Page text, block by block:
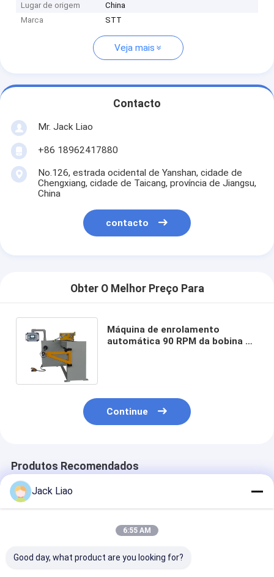
Lugar de origem
China
Marca
STT
Veja mais
Contacto
Mr. Jack Liao
+86 18962417880
No.126, estrada ocidental de Yanshan, cidade de
Chengxiang, cidade de Taicang, província de Jiangsu,
China
contacto
Obter O Melhor Preço Para
Máquina de enrolamento
automática 90 RPM da bobina do
Continue
Produtos Recomendados
Jack Liao
6:55 AM
Good day, what product are you looking for?